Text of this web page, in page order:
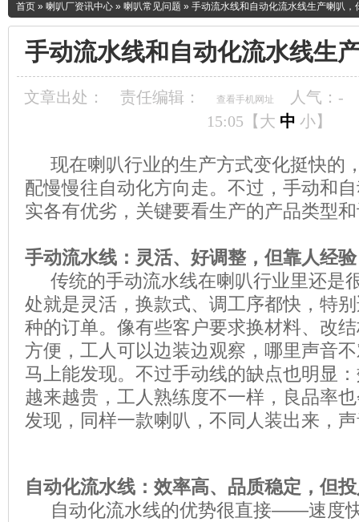
首页 » 喇叭厂资讯中心 » 喇叭常见问题 » 手动流水线和自动化流水线生产喇叭，
手动流水线和自动化流水线生
文章出处： 责任编辑： 查看手机网址 人气： -
15:05【 大 中 小】
现在喇叭行业的生产方式变化挺快的
配慢慢往自动化方向走。不过，手动和
实各有优劣，关键要看生产的产品类型
手动流水线：灵活、好调整，但靠人经验
传统的手动流水线在喇叭行业里还是
处就是灵活，换款式、调工序都快，特
种的订单。像有些客户要求换材料、改
方便，工人可以边装边观察，哪里声音
马上能发现。不过手动线的缺点也明显
越来越贵，工人熟练度不一样，良品率
发现，同样一款喇叭，不同人装出来，
自动化流水线：效率高、品质稳定，但
自动化流水线的优势很直接——速度